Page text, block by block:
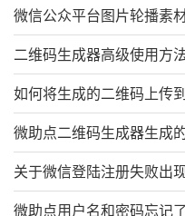
微信公众平台图片轮播素
二维码生成器高级使用方
如何将生成的二维码上传
微助点二维码生成器生成
关于微信登陆注册失败出
微助点用户名和密码忘记